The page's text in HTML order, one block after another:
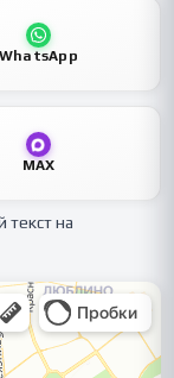
WhatsApp
MAX
текст на